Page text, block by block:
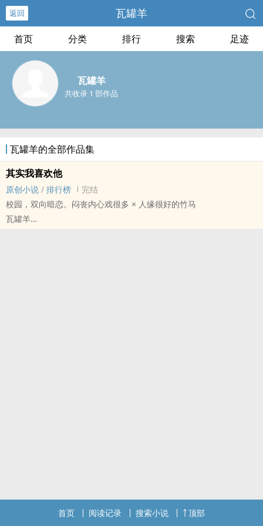
返回 瓦罐羊
首页 分类 排行 搜索 足迹
瓦罐羊
共收录 1 部作品
瓦罐羊的全部作品集
其实我喜欢他
原创小说 / 排行榜
完结
校园，双向暗恋。闷丧内心戏很多 × 人缘很好的竹马
瓦罐羊
首页 阅读记录 搜索小说 顶部